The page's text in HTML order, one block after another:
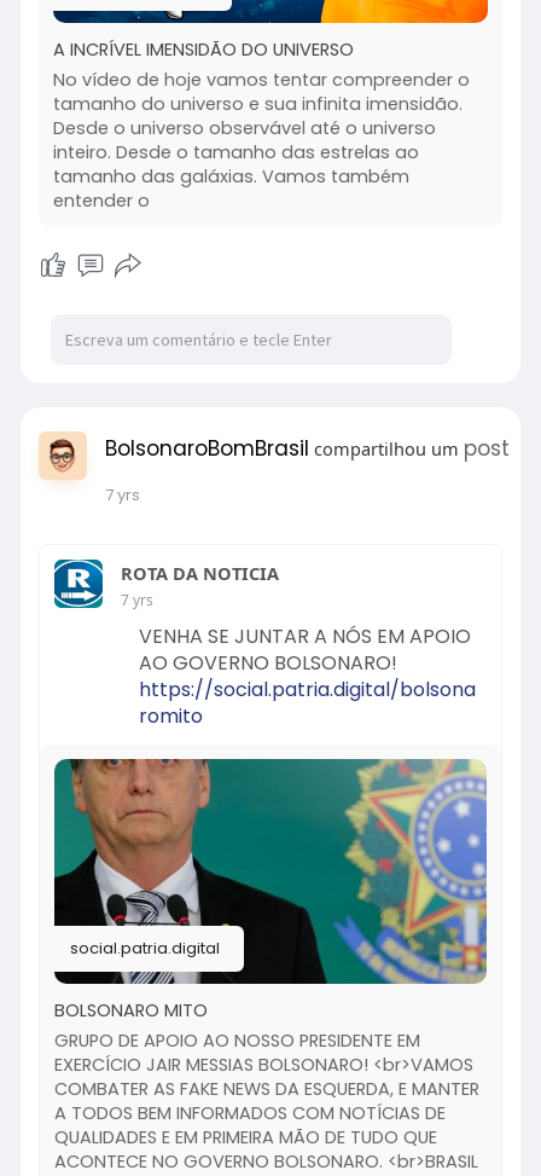
A INCRÍVEL IMENSIDÃO DO UNIVERSO
No vídeo de hoje vamos tentar compreender o
tamanho do universo e sua infinita imensidão.
Desde o universo observável até o universo
inteiro. Desde o tamanho das estrelas ao
tamanho das galáxias. Vamos também
entender o
BolsonaroBomBrasil compartilhou um post
7 yrs
ROTA DA NOTICIA
7 yrs
VENHA SE JUNTAR A NÓS EM APOIO
AO GOVERNO BOLSONARO!
https://social.patria.digital/bolsona
romito
social.patria.digital
BOLSONARO MITO
GRUPO DE APOIO AO NOSSO PRESIDENTE EM
EXERCÍCIO JAIR MESSIAS BOLSONARO! <br>VAMOS
COMBATER AS FAKE NEWS DA ESQUERDA, E MANTER
A TODOS BEM INFORMADOS COM NOTÍCIAS DE
QUALIDADES E EM PRIMEIRA MÃO DE TUDO QUE
ACONTECE NO GOVERNO BOLSONARO. <br>BRASIL